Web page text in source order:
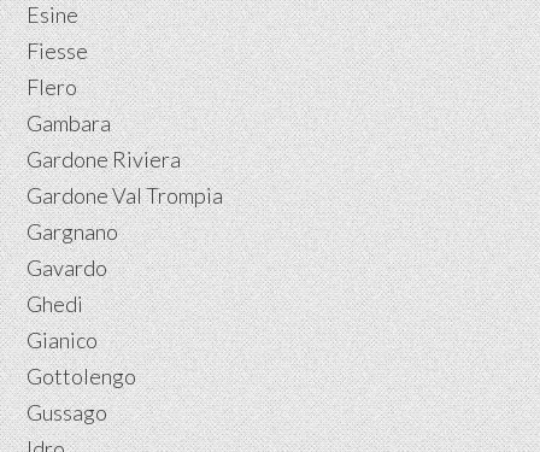
Esine
Fiesse
Flero
Gambara
Gardone Riviera
Gardone Val Trompia
Gargnano
Gavardo
Ghedi
Gianico
Gottolengo
Gussago